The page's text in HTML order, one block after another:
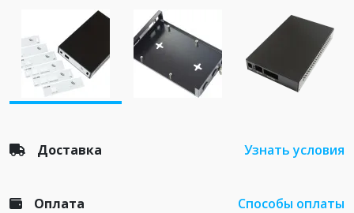
Доставка Узнать условия
Оплата Способы оплаты